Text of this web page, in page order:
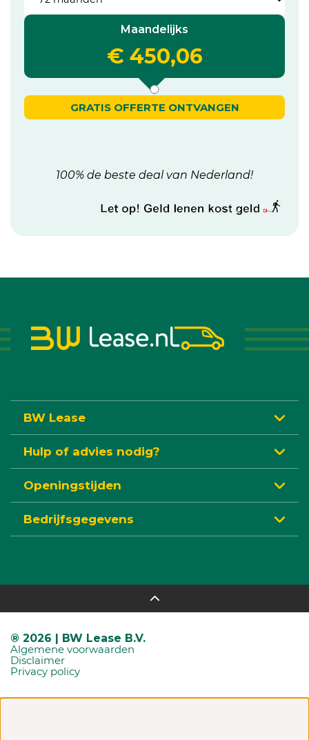
Maandelijks
€ 450,06
GRATIS OFFERTE ONTVANGEN
100% de beste deal van Nederland!
BW Lease
Hulp of advies nodig?
Openingstijden
Bedrijfsgegevens
® 2026 | BW Lease B.V.
Algemene voorwaarden
Disclaimer
Privacy policy